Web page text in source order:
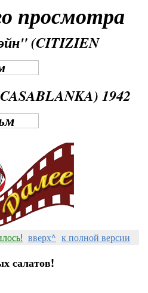
просмотра
(CITIZIEN
1942
вверх^ к полной версии
салатов!